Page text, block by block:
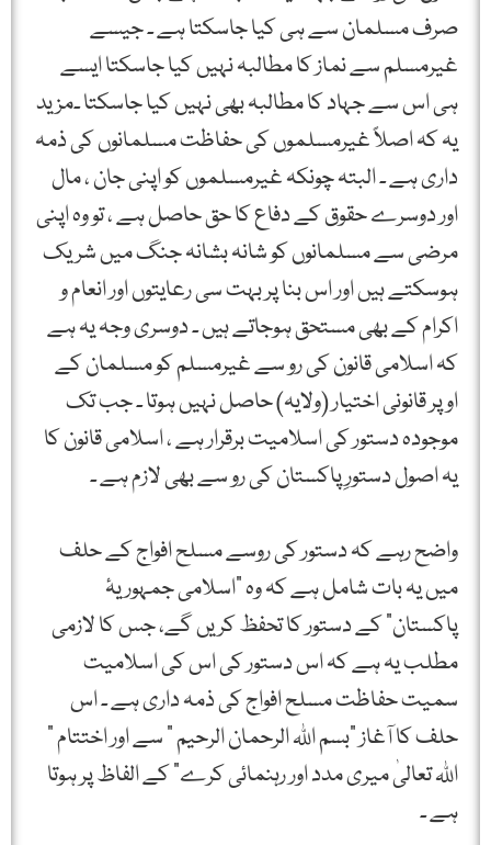
صرف مسلمان سے ہی کیا جاسکتا ہے ۔ جیسے
غیرمسلم سے نماز کا مطالبہ نہیں کیا جاسکتا ایسے
ہی اس سے جہاد کا مطالبہ بھی نہیں کیا جاسکتا ۔مزید
یہ کہ اصلاً غیرمسلموں کی حفاظت مسلمانوں کی ذمہ
داری ہے ۔ البتہ چونکہ غیرمسلموں کو اپنی جان ، مال
اور دوسرے حقوق کے دفاع کا حق حاصل ہے ، تو وہ اپنی
مرضی سے مسلمانوں کو شانہ بشانہ جنگ میں شریک
ہوسکتے ہیں اور اس بنا پر بہت سی رعایتوں اور انعام و
اکرام کے بھی مستحق ہوجاتے ہیں ۔ دوسری وجہ یہ ہے
کہ اسلامی قانون کی رو سے غیرمسلم کو مسلمان کے
اوپر قانونی اختیار (ولایہ) حاصل نہیں ہوتا ۔ جب تک
موجودہ دستور کی اسلامیت برقرار ہے ، اسلامی قانون کا
یہ اصول دستورِ پاکستان کی رو سے بھی لازم ہے ۔
واضح رہے کہ دستور کی روسے مسلح افواج کے حلف
میں یہ بات شامل ہے کہ وہ "اسلامی جمہوریۂ
پاکستان” کے دستور کا تحفظ کریں گے، جس کا لازمی
مطلب یہ ہے کہ اس دستور کی اس کی اسلامیت
سمیت حفاظت مسلح افواج کی ذمہ داری ہے ۔ اس
حلف کا آغاز "بسم اللہ الرحمان الرحیم ” سے اور اختتام ”
اللہ تعالیٰ میری مدد اور رہنمائی کرے” کے الفاظ پر ہوتا
ہے ۔